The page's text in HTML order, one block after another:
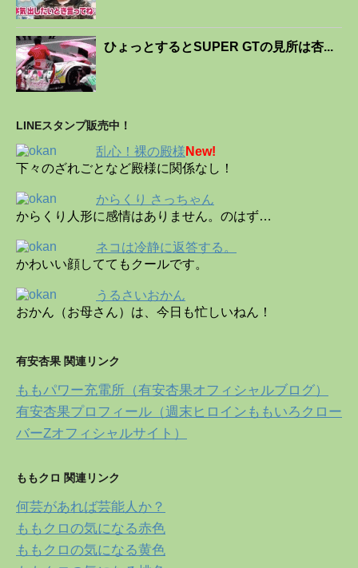
ひょっとするとSUPER GTの見所は杏...
LINEスタンプ販売中！
乱心！裸の殿様 New!
下々のざれごとなど殿様に関係なし！
からくり さっちゃん
からくり人形に感情はありません。のはず…
ネコは冷静に返答する。
かわいい顔しててもクールです。
うるさいおかん
おかん（お母さん）は、今日も忙しいねん！
有安杏果 関連リンク
ももパワー充電所（有安杏果オフィシャルブログ）
有安杏果プロフィール（週末ヒロインももいろクロー
バーZオフィシャルサイト）
ももクロ 関連リンク
何芸があれば芸能人か？
ももクロの気になる赤色
ももクロの気になる黄色